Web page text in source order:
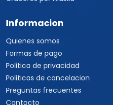
Informacion
Quienes somos
Formas de pago
Politica de privacidad
Politicas de cancelacion
Preguntas frecuentes
Contacto